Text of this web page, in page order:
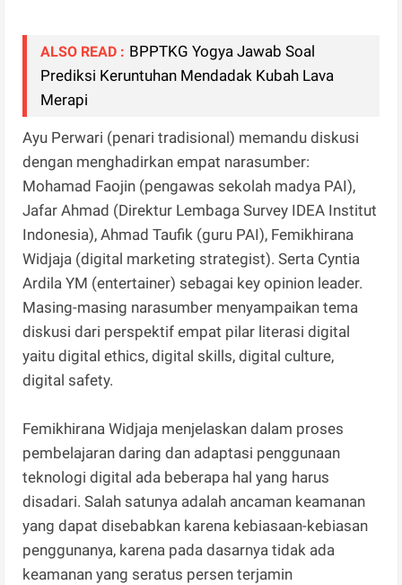
ALSO READ : BPPTKG Yogya Jawab Soal
Prediksi Keruntuhan Mendadak Kubah Lava
Merapi
Ayu Perwari (penari tradisional) memandu diskusi
dengan menghadirkan empat narasumber:
Mohamad Faojin (pengawas sekolah madya PAI),
Jafar Ahmad (Direktur Lembaga Survey IDEA Institut
Indonesia), Ahmad Taufik (guru PAI), Femikhirana
Widjaja (digital marketing strategist). Serta Cyntia
Ardila YM (entertainer) sebagai key opinion leader.
Masing-masing narasumber menyampaikan tema
diskusi dari perspektif empat pilar literasi digital
yaitu digital ethics, digital skills, digital culture,
digital safety.
Femikhirana Widjaja menjelaskan dalam proses
pembelajaran daring dan adaptasi penggunaan
teknologi digital ada beberapa hal yang harus
disadari. Salah satunya adalah ancaman keamanan
yang dapat disebabkan karena kebiasaan-kebiasan
penggunanya, karena pada dasarnya tidak ada
keamanan yang seratus persen terjamin